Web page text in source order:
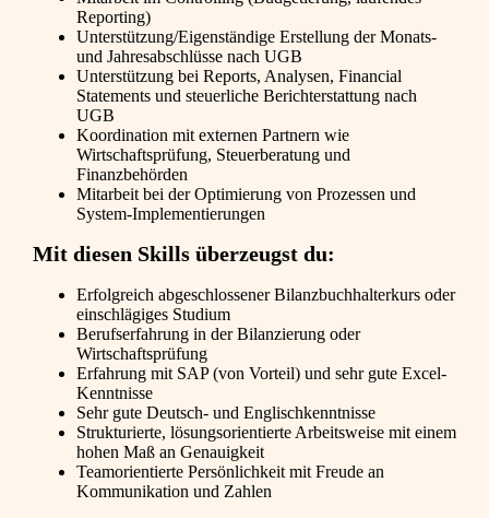
Reporting)
Unterstützung/Eigenständige Erstellung der Monats-
und Jahresabschlüsse nach UGB
Unterstützung bei Reports, Analysen, Financial
Statements und steuerliche Berichterstattung nach
UGB
Koordination mit externen Partnern wie
Wirtschaftsprüfung, Steuerberatung und
Finanzbehörden
Mitarbeit bei der Optimierung von Prozessen und
System-Implementierungen
Mit diesen Skills überzeugst du:
Erfolgreich abgeschlossener Bilanzbuchhalterkurs oder
einschlägiges Studium
Berufserfahrung in der Bilanzierung oder
Wirtschaftsprüfung
Erfahrung mit SAP (von Vorteil) und sehr gute Excel-
Kenntnisse
Sehr gute Deutsch- und Englischkenntnisse
Strukturierte, lösungsorientierte Arbeitsweise mit einem
hohen Maß an Genauigkeit
Teamorientierte Persönlichkeit mit Freude an
Kommunikation und Zahlen